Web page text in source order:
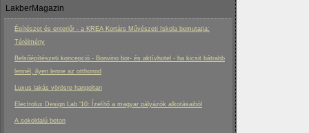
LakberMagazin
Építészet és enteriőr - a KREA Kortárs Művészeti Iskola bemutatja:
Térélmény
Belsőépítészeti koncepció - Bonvino bor- és aktívhotel - ha kicsit bátrabb
lennél, ilyen lenne az otthonod
Luxus lakás vörösre hangoltan
Electrolux Design Lab ‘10: Ízelítő a magyar pályázók alkotásaiból
A sokoldalú beton